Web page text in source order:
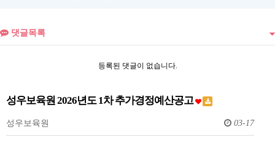
댓글목록
등록된 댓글이 없습니다.
성우보육원 2026년도 1차 추가경정예산공고
성우보육원 03-17